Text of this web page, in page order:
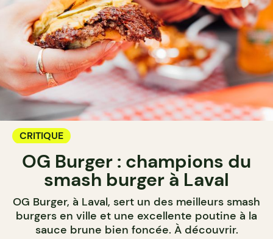
CRITIQUE
OG Burger : champions du
smash burger à Laval
OG Burger, à Laval, sert un des meilleurs smash
burgers en ville et une excellente poutine à la
sauce brune bien foncée. À découvrir.